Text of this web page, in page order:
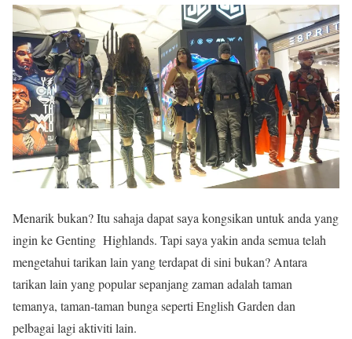
Menarik bukan? Itu sahaja dapat saya kongsikan untuk anda yang
ingin ke Genting Highlands. Tapi saya yakin anda semua telah
mengetahui tarikan lain yang terdapat di sini bukan? Antara
tarikan lain yang popular sepanjang zaman adalah taman
temanya, taman-taman bunga seperti English Garden dan
pelbagai lagi aktiviti lain.